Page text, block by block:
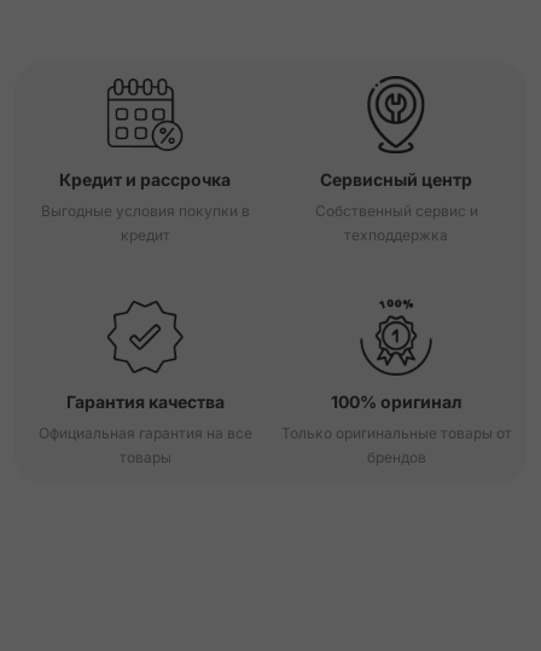
Кредит и рассрочка
Выгодные условия покупки в
кредит
Сервисный центр
Собственный сервис и
техподдержка
Гарантия качества
Официальная гарантия на все
товары
100% оригинал
Только оригинальные товары от
брендов